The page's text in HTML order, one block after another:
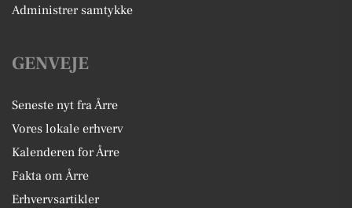
Administrer samtykke
GENVEJE
Seneste nyt fra Årre
Vores lokale erhverv
Kalenderen for Årre
Fakta om Årre
Erhvervsartikler